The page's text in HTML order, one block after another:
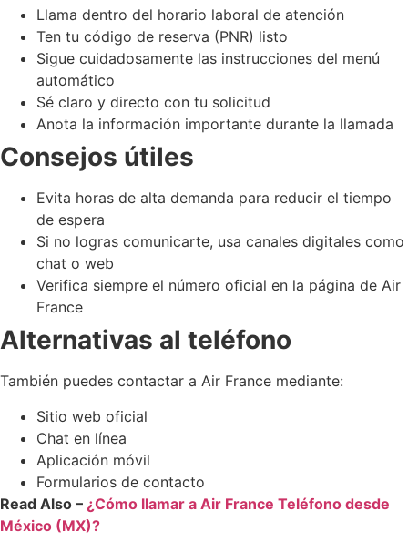
Llama dentro del horario laboral de atención
Ten tu código de reserva (PNR) listo
Sigue cuidadosamente las instrucciones del menú
automático
Sé claro y directo con tu solicitud
Anota la información importante durante la llamada
Consejos útiles
Evita horas de alta demanda para reducir el tiempo
de espera
Si no logras comunicarte, usa canales digitales como
chat o web
Verifica siempre el número oficial en la página de Air
France
Alternativas al teléfono
También puedes contactar a Air France mediante:
Sitio web oficial
Chat en línea
Aplicación móvil
Formularios de contacto
Read Also – ¿Cómo llamar a Air France Teléfono desde
México (MX)?